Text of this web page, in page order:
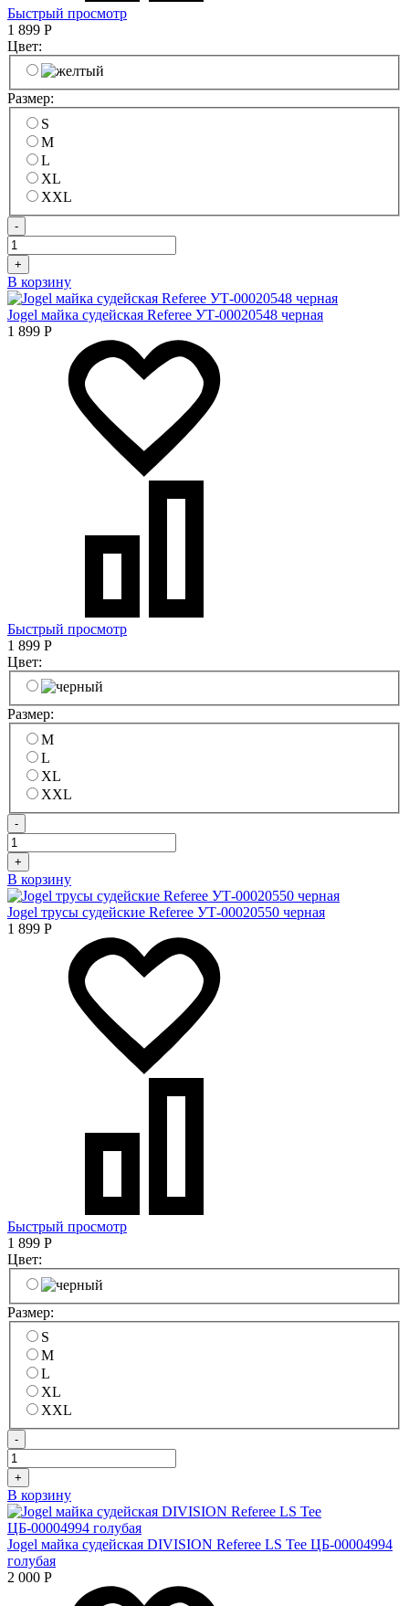
Быстрый просмотр
1 899 Р
Цвет:
Размер:
S
M
L
XL
XXL
-
+
В корзину
Jogel майка судейская Referee УТ-00020548 черная
1 899 Р
Быстрый просмотр
1 899 Р
Цвет:
Размер:
M
L
XL
XXL
-
+
В корзину
Jogel трусы судейские Referee УТ-00020550 черная
1 899 Р
Быстрый просмотр
1 899 Р
Цвет:
Размер:
S
M
L
XL
XXL
-
+
В корзину
Jogel майка судейская DIVISION Referee LS Tee ЦБ-00004994
голубая
2 000 Р